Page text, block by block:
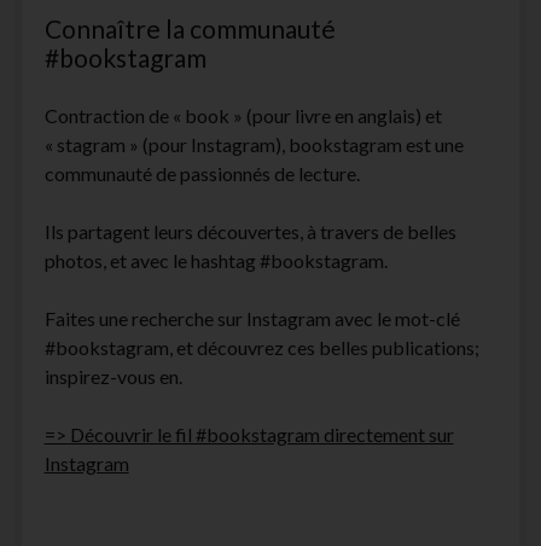
Connaître la communauté
#bookstagram
Contraction de « book » (pour livre en anglais) et
« stagram » (pour Instagram), bookstagram est une
communauté de passionnés de lecture.
Ils partagent leurs découvertes, à travers de belles
photos, et avec le hashtag #bookstagram.
Faites une recherche sur Instagram avec le mot-clé
#bookstagram, et découvrez ces belles publications;
inspirez-vous en.
=> Découvrir le fil #bookstagram directement sur
Instagram